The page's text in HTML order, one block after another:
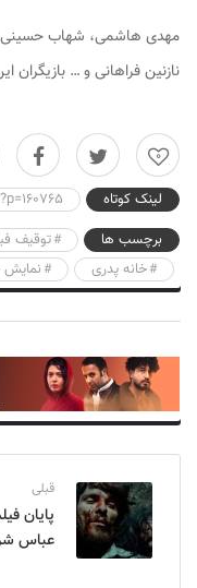
مهدی هاشمی، شهاب حسینی
نازنین فراهانی و …
0
لینک کوتاه
برچسب ها
توقیف
خانه پدری
نمایش
قبلی
پایان
عباس